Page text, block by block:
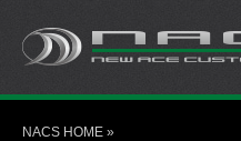
NACS HOME »